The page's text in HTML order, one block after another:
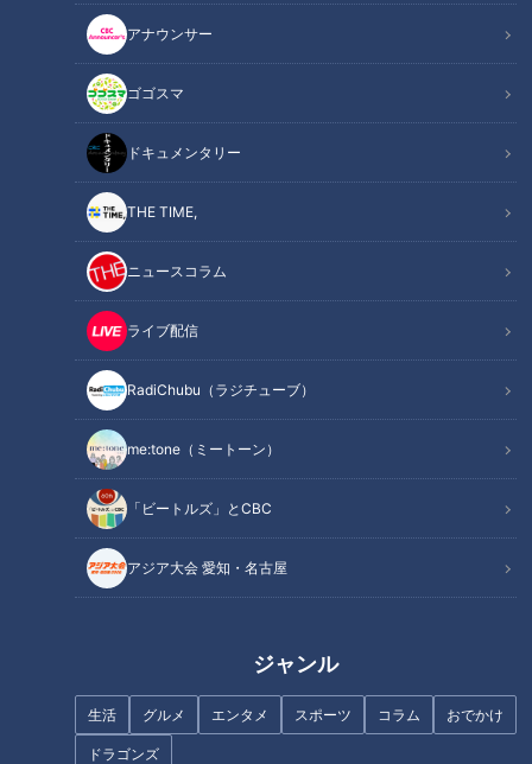
アナウンサー
ゴゴスマ
ドキュメンタリー
THE TIME,
ニュースコラム
ライブ配信
RadiChubu（ラジチューブ）
me:tone（ミートーン）
「ビートルズ」とCBC
アジア大会 愛知・名古屋
ジャンル
生活 グルメ エンタメ スポーツ コラム おでかけ
ドラゴンズ
「愛知住みたい街ランキング」を発表！街を知りつくした不動
産屋さん105人がガチ投票しました！（すべての金額は2026年
3月時点もの）
関連リンク
【中村区の魅力】1LDKの家賃相場が名古屋駅
藤が丘駅で全部完結する！？
健康志向にピッタリ
駐車料金が名古屋の半分
桜の名所と穴場の2大公園
“何でもある名古屋駅”が魅力
オススメ関連コンテンツ
藤が丘駅で全部完結する！？